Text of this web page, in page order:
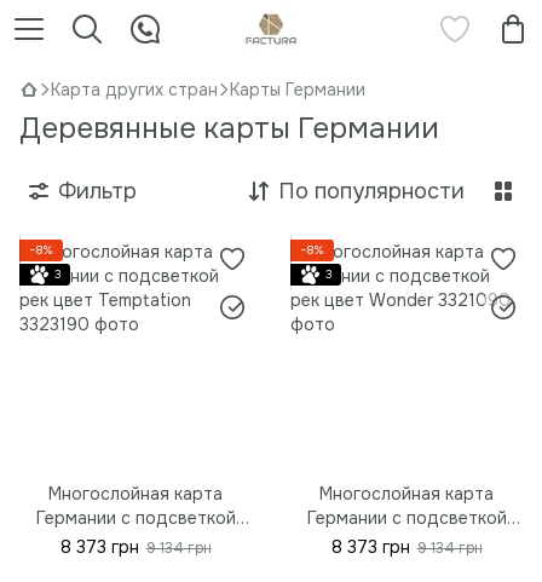
Карта других стран Карты Германии
Деревянные карты Германии
Фильтр По популярности
−8%
3
Многослойная карта
Германии с подсветкой
рек цвет Temptation, S -
8 373 грн 9 134 грн
−8%
3
Многослойная карта
Германии с подсветкой
рек цвет Wonder, S - 90*67
8 373 грн 9 134 грн